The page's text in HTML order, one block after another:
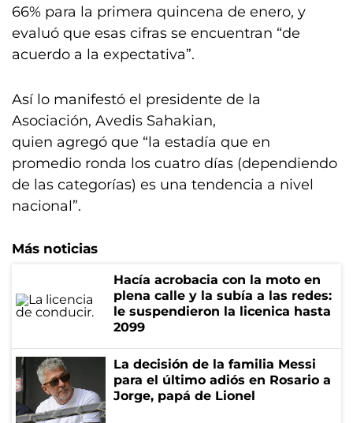
66% para la primera quincena de enero, y
evaluó que esas cifras se encuentran “de
acuerdo a la expectativa”.
Así lo manifestó el presidente de la
Asociación, Avedis Sahakian,
quien agregó que “la estadía que en
promedio ronda los cuatro días (dependiendo
de las categorías) es una tendencia a nivel
nacional”.
Más noticias
Hacía acrobacia con la moto en
plena calle y la subía a las redes:
le suspendieron la licenica hasta
2099
La decisión de la familia Messi
para el último adiós en Rosario a
Jorge, papá de Lionel